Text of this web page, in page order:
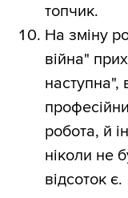
топчик.
На зміну
війна"
наступна",
робота, й
ніколи не
відсоток є.